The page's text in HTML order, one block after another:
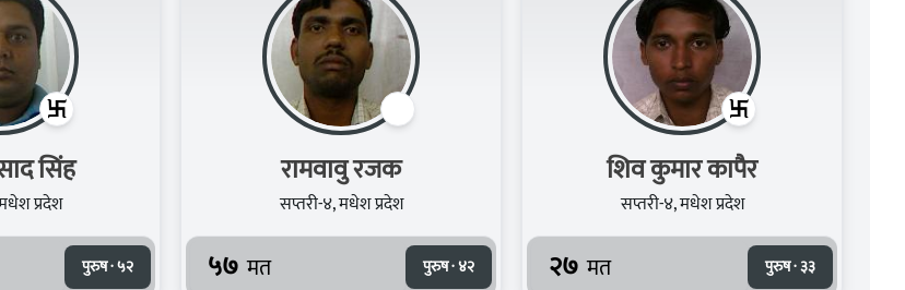
सिंह
प्रदेश
पुरुष · ५२
रामवावु रजक
सप्तरी-४, मधेश प्रदेश
५७ मत पुरुष · ४२
शिव कुमार कापैर
सप्तरी-४, मधेश प्रदेश
२७ मत पुरुष · ३३